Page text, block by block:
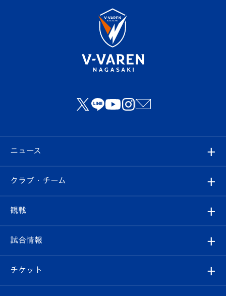
ニュース
すべて
クラブ
試合情報
クラブ・チーム
クラブ概要
エンブレム紹介
観戦
観戦ルール
はじめての観戦ガイド
試合情報
試合日程/結果
チケット